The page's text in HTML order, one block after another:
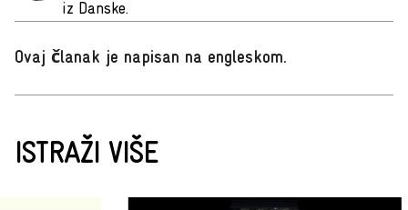
iz Danske.
Ovaj članak je napisan na engleskom.
ISTRAŽI VIŠE